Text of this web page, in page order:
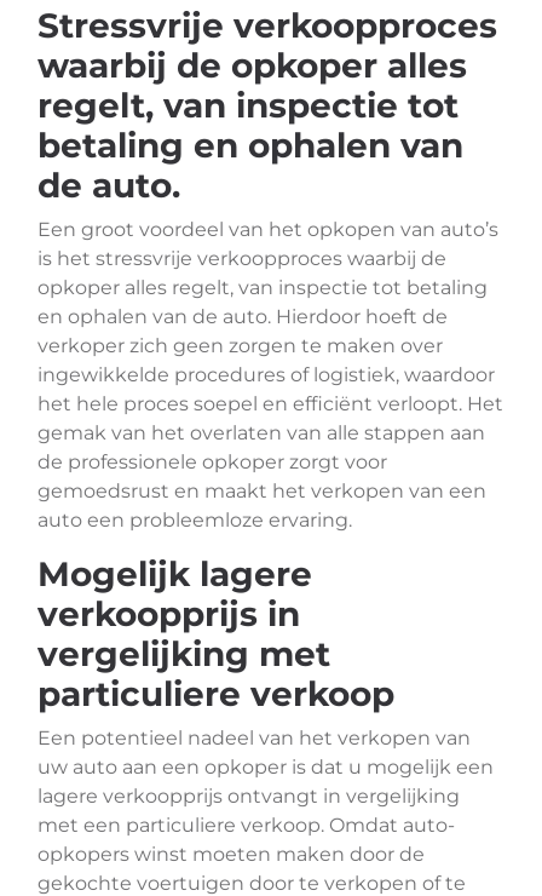
Stressvrije verkoopproces
waarbij de opkoper alles
regelt, van inspectie tot
betaling en ophalen van
de auto.
Een groot voordeel van het opkopen van auto’s
is het stressvrije verkoopproces waarbij de
opkoper alles regelt, van inspectie tot betaling
en ophalen van de auto. Hierdoor hoeft de
verkoper zich geen zorgen te maken over
ingewikkelde procedures of logistiek, waardoor
het hele proces soepel en efficiënt verloopt. Het
gemak van het overlaten van alle stappen aan
de professionele opkoper zorgt voor
gemoedsrust en maakt het verkopen van een
auto een probleemloze ervaring.
Mogelijk lagere
verkoopprijs in
vergelijking met
particuliere verkoop
Een potentieel nadeel van het verkopen van
uw auto aan een opkoper is dat u mogelijk een
lagere verkoopprijs ontvangt in vergelijking
met een particuliere verkoop. Omdat auto-
opkopers winst moeten maken door de
gekochte voertuigen door te verkopen of te